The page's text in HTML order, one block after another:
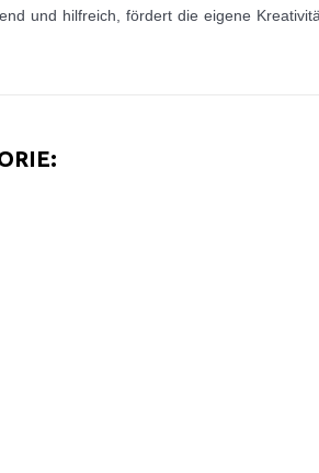
und hilfreich, fördert die eigene